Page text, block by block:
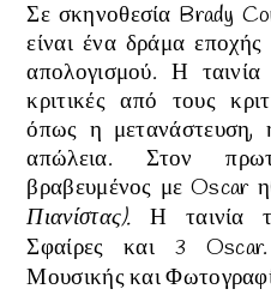
Σε σκηνοθεσία Brady
είναι ένα δράμα εποχής
απολογισμού. Η ταινία
κριτικές από τους
όπως η
απώλεια. Στον
βραβευμένος με Oscar
Πιανίστας). Η ταινία
Σφαίρες και 3
Μουσικής και